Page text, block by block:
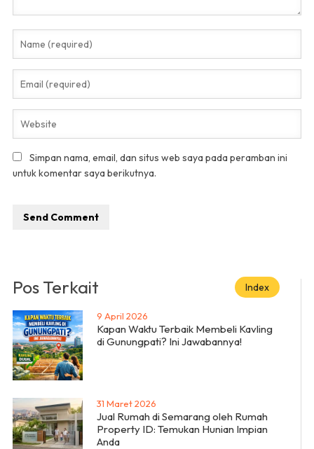
Simpan nama, email, dan situs web saya pada peramban ini
untuk komentar saya berikutnya.
Pos Terkait Index
9 April 2026
Kapan Waktu Terbaik Membeli Kavling
di Gunungpati? Ini Jawabannya!
31 Maret 2026
Jual Rumah di Semarang oleh Rumah
Property ID: Temukan Hunian Impian
Anda